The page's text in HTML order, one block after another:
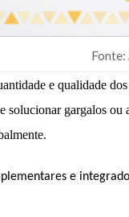
e qualidade
solucionar gargalos ou
mente.
e